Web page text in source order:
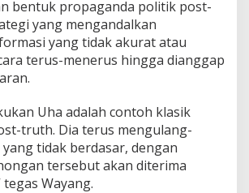
bentuk propaganda politik post-
yang mengandalkan
yang tidak akurat atau
terus-menerus hingga dianggap
Uha adalah contoh klasik
truth. Dia terus mengulang-
tidak berdasar, dengan
tersebut akan diterima
Wayang.